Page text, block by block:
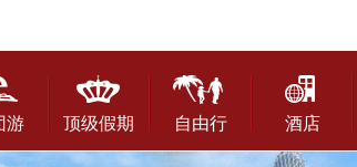
游 顶级假期 自由行 酒店